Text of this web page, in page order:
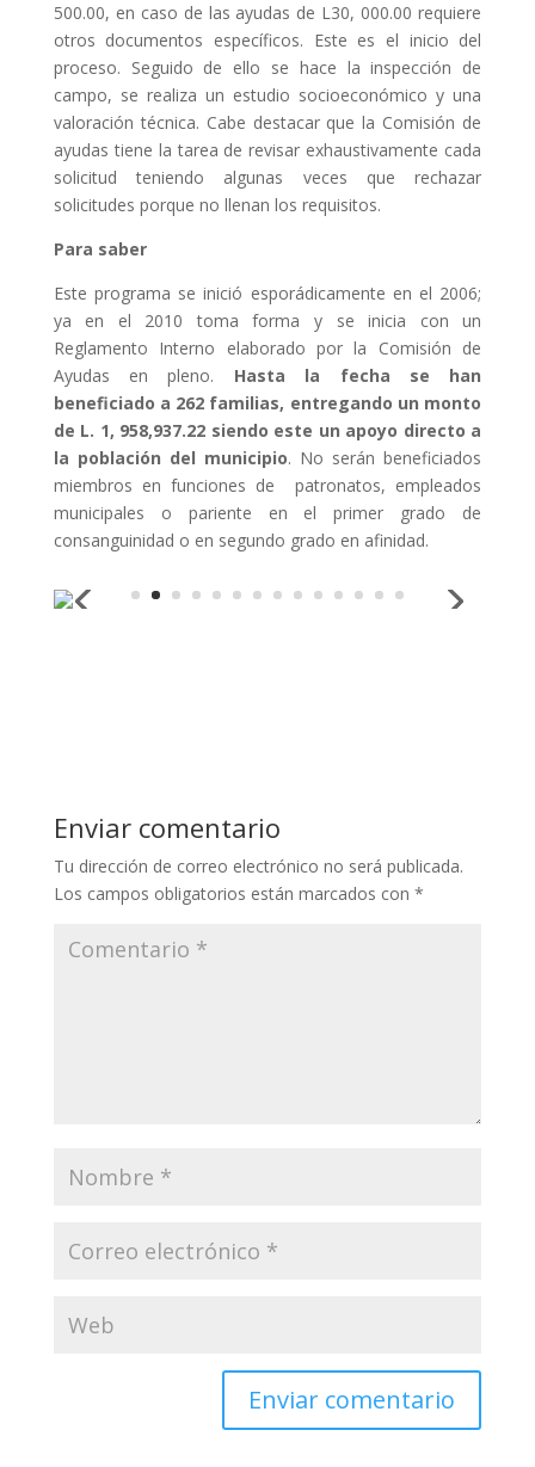
500.00, en caso de las ayudas de L30, 000.00 requiere
otros documentos específicos. Este es el inicio del
proceso. Seguido de ello se hace la inspección de
campo, se realiza un estudio socioeconómico y una
valoración técnica. Cabe destacar que la Comisión de
ayudas tiene la tarea de revisar exhaustivamente cada
solicitud teniendo algunas veces que rechazar
solicitudes porque no llenan los requisitos.
Para saber
Este programa se inició esporádicamente en el 2006;
ya en el 2010 toma forma y se inicia con un
Reglamento Interno elaborado por la Comisión de
Ayudas en pleno. Hasta la fecha se han
beneficiado a 262 familias, entregando un monto
de L. 1, 958,937.22 siendo este un apoyo directo a
la población del municipio. No serán beneficiados
miembros en funciones de patronatos, empleados
municipales o pariente en el primer grado de
consanguinidad o en segundo grado en afinidad.
Enviar comentario
Tu dirección de correo electrónico no será publicada.
Los campos obligatorios están marcados con *